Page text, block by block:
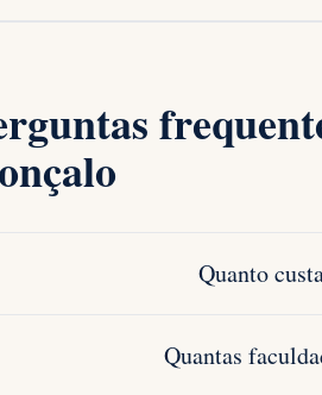
Quanto
Quantas